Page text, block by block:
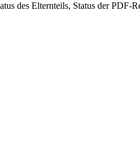
des Elternteils, Status der PDF-